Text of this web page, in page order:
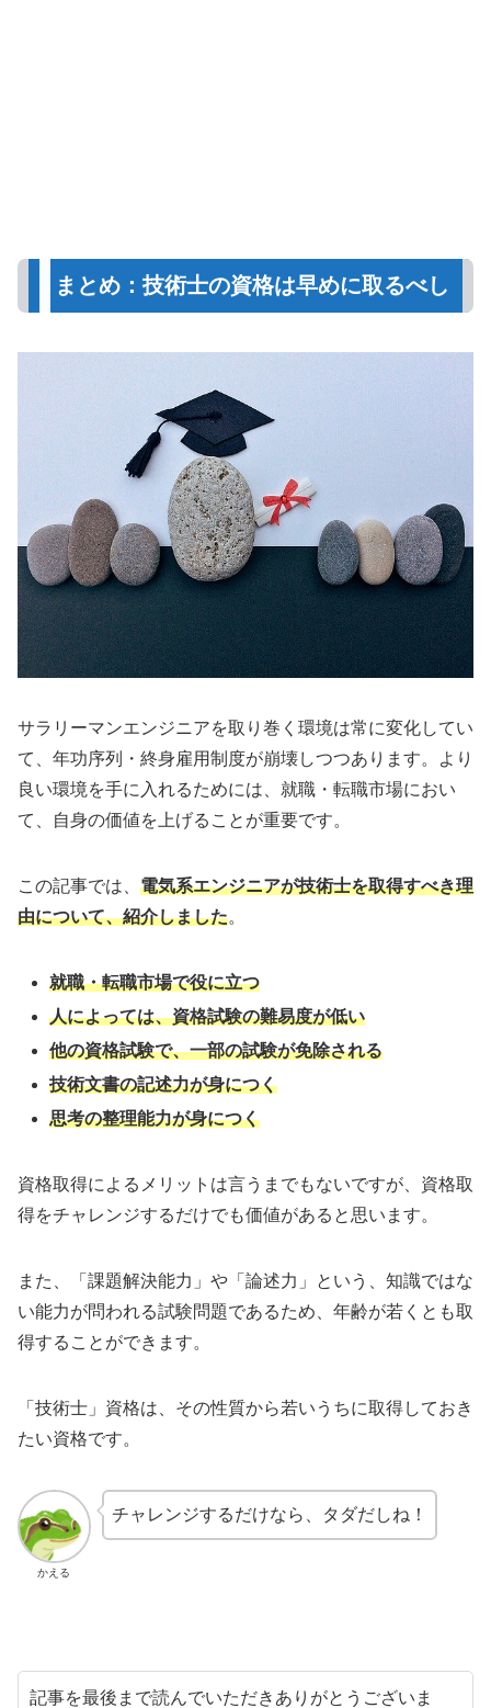
まとめ：技術士の資格は早めに取るべし
サラリーマンエンジニアを取り巻く環境は常に変化してい
て、年功序列・終身雇用制度が崩壊しつつあります。より
良い環境を手に入れるためには、就職・転職市場におい
て、自身の価値を上げることが重要です。
この記事では、 電気系エンジニアが技術士を取得すべき理
由について、紹介しました。
就職・転職市場で役に立つ
人によっては、資格試験の難易度が低い
他の資格試験で、一部の試験が免除される
技術文書の記述力が身につく
思考の整理能力が身につく
資格取得によるメリットは言うまでもないですが、資格取
得をチャレンジするだけでも価値があると思います。
また、「課題解決能力」や「論述力」という、知識ではな
い能力が問われる試験問題であるため、年齢が若くとも取
得することができます。
「技術士」資格は、その性質から若いうちに取得しておき
たい資格です。
かえる
チャレンジするだけなら、タダだしね！
記事を最後まで読んでいただきありがとうございま